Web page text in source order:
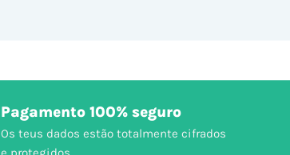
Pagamento 100% seguro
Os teus dados estão totalmente cifrados